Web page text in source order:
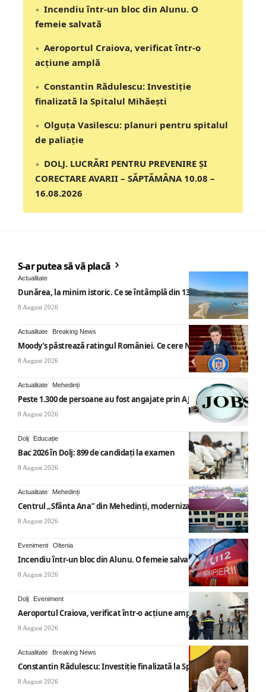
Incendiu într-un bloc din Alunu. O
femeie salvată
Aeroportul Craiova, verificat într-o
acțiune amplă
Constantin Rădulescu: Investiție
finalizată la Spitalul Mihăești
Olguța Vasilescu: planuri pentru spitalul
de paliație
DOLJ. LUCRĂRI PENTRU PREVENIRE ȘI
CORECTARE AVARII – SĂPTĂMÂNA 10.08 –
16.08.2026
S-ar putea să vă placă
Actualitate
Dunărea, la minim istoric. Ce se întâmplă din 13 august
8 August 2026
Actualitate Breaking News
Moody’s păstrează ratingul României. Ce cere Nicușor Dan
8 August 2026
Actualitate Mehedinți
Peste 1.300 de persoane au fost angajate prin AJOFM Mehedinți
8 August 2026
Dolj Educație
Bac 2026 în Dolj: 899 de candidați la examen
8 August 2026
Actualitate Mehedinți
Centrul „Sfânta Ana” din Mehedinți, modernizat
8 August 2026
Eveniment Oltenia
Incendiu într-un bloc din Alunu. O femeie salvată
8 August 2026
Dolj Eveniment
Aeroportul Craiova, verificat într-o acțiune amplă
8 August 2026
Actualitate Breaking News
Constantin Rădulescu: Investiție finalizată la Spitalul Mihăești
8 August 2026